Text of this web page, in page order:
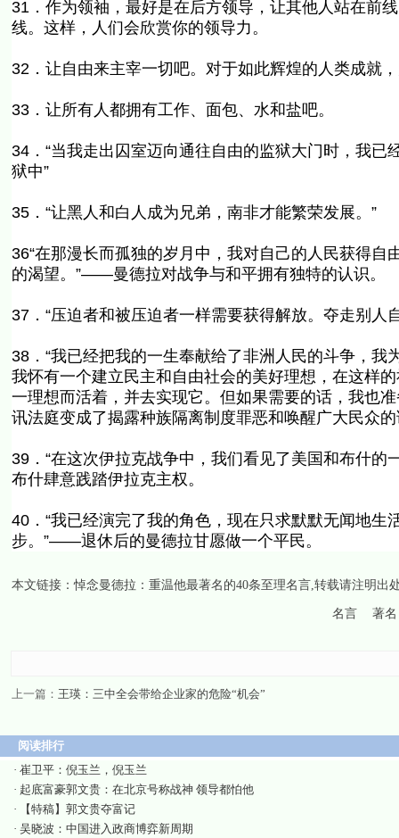
31．作为领袖，最好是在后方领导，让其他人站在前
线。这样，人们会欣赏你的领导力。
32．让自由来主宰一切吧。对于如此辉煌的人类成就
33．让所有人都拥有工作、面包、水和盐吧。
34．“当我走出囚室迈向通往自由的监狱大门时，我
狱中”
35．“让黑人和白人成为兄弟，南非才能繁荣发展。”
36“在那漫长而孤独的岁月中，我对自己的人民获得
的渴望。”——曼德拉对战争与和平拥有独特的认识。
37．“压迫者和被压迫者一样需要获得解放。夺走别
38．“我已经把我的一生奉献给了非洲人民的斗争，
我怀有一个建立民主和自由社会的美好理想，在这样
一理想而活着，并去实现它。但如果需要的话，我也
讯法庭变成了揭露种族隔离制度罪恶和唤醒广大民众
39．“在这次伊拉克战争中，我们看见了美国和布什
布什肆意践踏伊拉克主权。
40．“我已经演完了我的角色，现在只求默默无闻地
步。”——退休后的曼德拉甘愿做一个平民。
本文链接：悼念曼德拉：重温他最著名的40条至理名言,转载请注明出
名言 著名
上一篇： 王瑛：三中全会带给企业家的危险“机会”
阅读排行
· 崔卫平：倪玉兰，倪玉兰
· 起底富豪郭文贵：在北京号称战神 领导都怕他
·
【特稿】郭文贵夺富记
· 吴晓波：中国进入政商博弈新周期